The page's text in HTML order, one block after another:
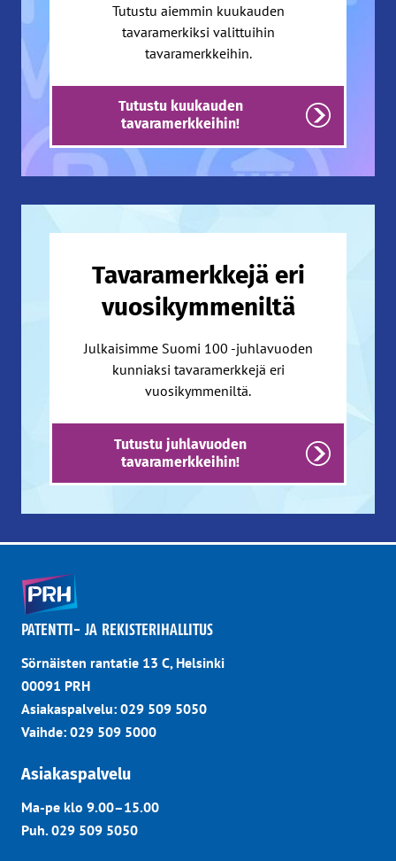
Tutustu aiemmin kuukauden
tavaramerkiksi valittuihin
tavaramerkkeihin.
Tutustu kuukauden
tavaramerkkeihin!
Tavaramerkkejä eri
vuosikymmeniltä
Julkaisimme Suomi 100 -juhlavuoden
kunniaksi tavaramerkkejä eri
vuosikymmeniltä.
Tutustu juhlavuoden
tavaramerkkeihin!
PATENTTI- JA REKISTERIHALLITUS
Sörnäisten rantatie 13 C, Helsinki
00091 PRH
Asiakaspalvelu: 029 509 5050
Vaihde: 029 509 5000
Asiakaspalvelu
Ma-pe klo 9.00–15.00
Puh. 029 509 5050